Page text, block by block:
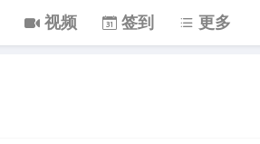
视频 签到 更多